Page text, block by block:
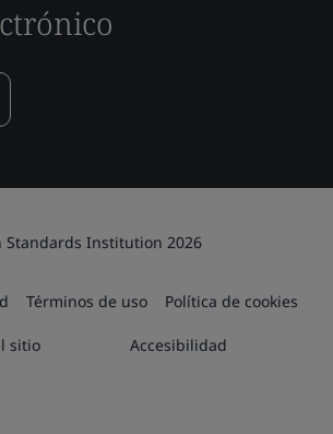
Institution 2026
Términos de uso Política de cookies
sitio Accesibilidad